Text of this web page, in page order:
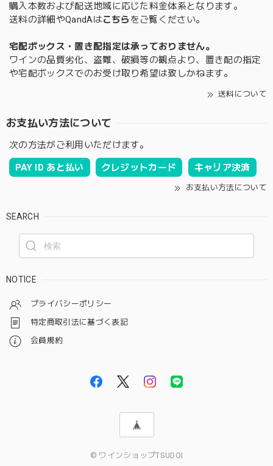
購入本数および配送地域に応じた料金体系となります。
送料の詳細やQandAはこちら をご覧ください。
宅配ボックス・置き配指定は承っておりません。
ワインの品質劣化、盗難、破損等の観点より、置き配の指定
や宅配ボックスでのお受け取り希望は致しかねます。
送料について
お支払い方法について
次の方法がご利用いただけます。
PAY ID あと払い クレジットカード キャリア決済
お支払い方法について
SEARCH
NOTICE
プライバシーポリシー
特定商取引法に基づく表記
会員規約
© ワインショップTSUDOI